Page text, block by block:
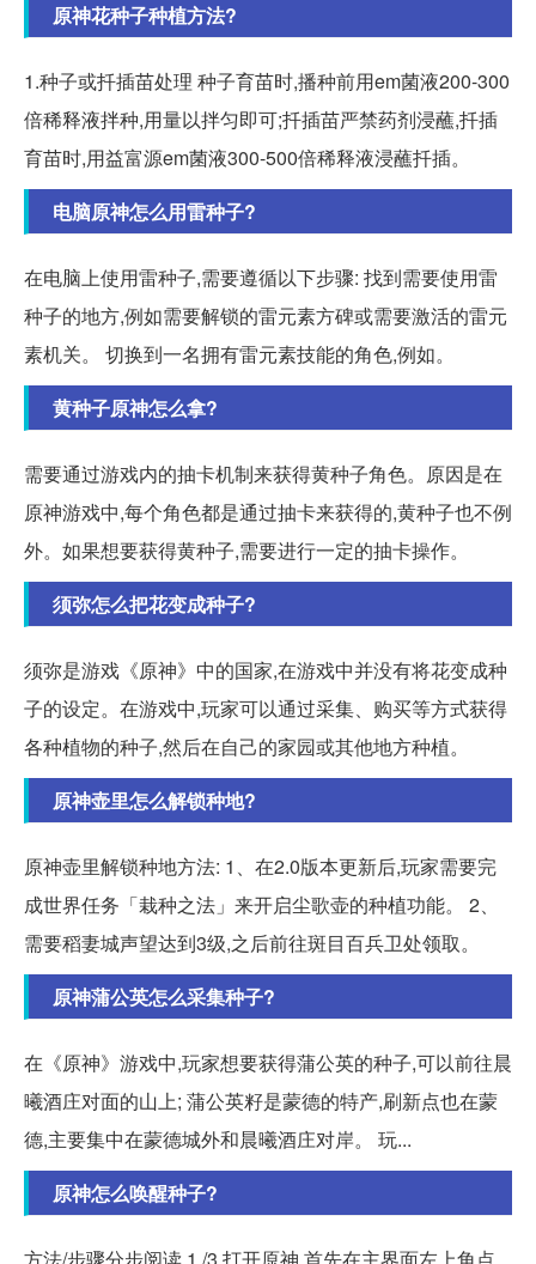
原神花种子种植方法?
1.种子或扦插苗处理 种子育苗时,播种前用em菌液200-300
倍稀释液拌种,用量以拌匀即可;扦插苗严禁药剂浸蘸,扦插
育苗时,用益富源em菌液300-500倍稀释液浸蘸扦插。
电脑原神怎么用雷种子?
在电脑上使用雷种子,需要遵循以下步骤: 找到需要使用雷
种子的地方,例如需要解锁的雷元素方碑或需要激活的雷元
素机关。 切换到一名拥有雷元素技能的角色,例如。
黄种子原神怎么拿?
需要通过游戏内的抽卡机制来获得黄种子角色。原因是在
原神游戏中,每个角色都是通过抽卡来获得的,黄种子也不例
外。如果想要获得黄种子,需要进行一定的抽卡操作。
须弥怎么把花变成种子?
须弥是游戏《原神》中的国家,在游戏中并没有将花变成种
子的设定。在游戏中,玩家可以通过采集、购买等方式获得
各种植物的种子,然后在自己的家园或其他地方种植。
原神壶里怎么解锁种地?
原神壶里解锁种地方法: 1、在2.0版本更新后,玩家需要完
成世界任务「栽种之法」来开启尘歌壶的种植功能。 2、
需要稻妻城声望达到3级,之后前往斑目百兵卫处领取。
原神蒲公英怎么采集种子?
在《原神》游戏中,玩家想要获得蒲公英的种子,可以前往晨
曦酒庄对面的山上; 蒲公英籽是蒙德的特产,刷新点也在蒙
德,主要集中在蒙德城外和晨曦酒庄对岸。 玩...
原神怎么唤醒种子?